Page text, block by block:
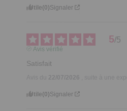
Utile(0)Signaler
5/5
Avis vérifié
Satisfait
Utile(0)Signaler